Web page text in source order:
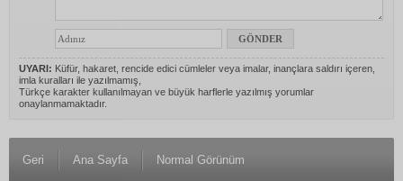
UYARI: Küfür, hakaret, rencide edici cümleler veya imalar, inançlara saldırı içeren,
imla kuralları ile yazılmamış,
Türkçe karakter kullanılmayan ve büyük harflerle yazılmış yorumlar
onaylanmamaktadır.
Geri Ana Sayfa Normal Görünüm